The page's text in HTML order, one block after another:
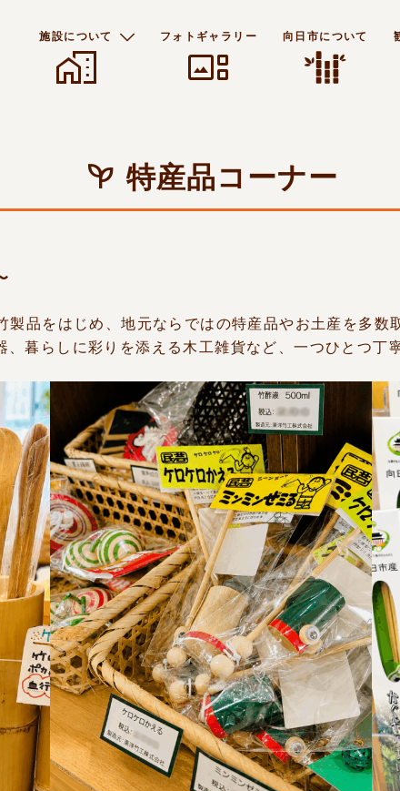
施設について
home_work
フォトギャラリー
gallery_thumbnail
向日市について
特産品コーナー
製品をはじめ、地元ならではの特産品やお土産を多
暮らしに彩りを添える木工雑貨など、一つひとつ丁